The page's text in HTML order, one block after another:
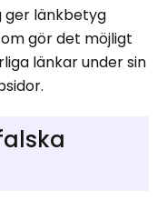
ger länkbetyg
gör det möjligt
länkar under sin